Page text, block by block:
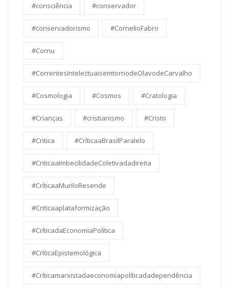
#consciência #conservador
#conservadorismo #CornelioFabro
#Cornu
#CorrentesIntelectuaisemtornodeOlavodeCarvalho
#Cosmologia #Cosmos #Cratologia
#Crianças #cristianismo #Cristo
#Critica #CríticaaBrasilParalelo
#CriticaaImbecilidadeColetivadadireita
#CríticaaMuriloResende
#Criticaaplataformização
#CríticadaEconomiaPolítica
#CríticaEpistemológica
#Críticamarxistadaeconomiapolíticadadependência